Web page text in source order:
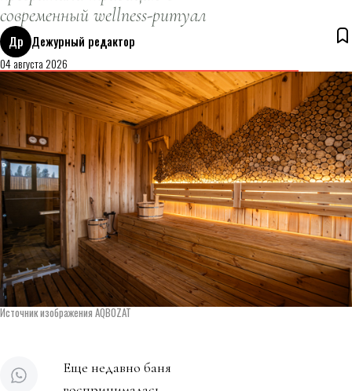
современный wellness-ритуал
Др Дежурный редактор
04 августа 2026
Источник изображения AQBOZAT
Еще недавно баня